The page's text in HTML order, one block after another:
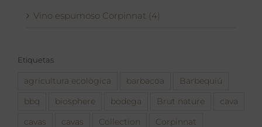
Vino espumoso Corpinnat (4)
Etiquetas
agricultura ecològica barbacoa Barbequiú
bbq biosphere bodega Brut nature cava
cavas cavas Collection Corpinnat